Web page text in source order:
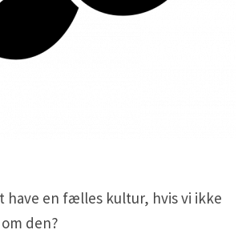
have en fælles kultur, hvis vi ikke
den?